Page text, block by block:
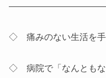
◇ 痛みのない生活を手
◇ 病院で「なんともな